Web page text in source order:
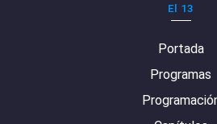
El 13
Portada
Programas